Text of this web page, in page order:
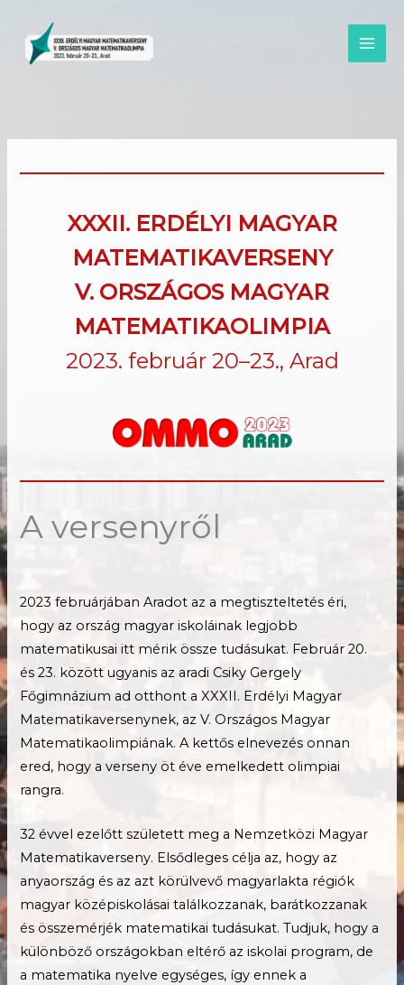
content
XXXII. ERDÉLYI MAGYAR
MATEMATIKAVERSENY
V. ORSZÁGOS MAGYAR
MATEMATIKAOLIMPIA
2023. február 20–23., Arad
A versenyről
2023 februárjában Aradot az a megtiszteltetés éri,
hogy az ország magyar iskoláinak legjobb
matematikusai itt mérik össze tudásukat. Február 20.
és 23. között ugyanis az aradi Csiky Gergely
Főgimnázium ad otthont a XXXII. Erdélyi Magyar
Matematikaversenynek, az V. Országos Magyar
Matematikaolimpiának. A kettős elnevezés onnan
ered, hogy a verseny öt éve emelkedett olimpiai
rangra.
32 évvel ezelőtt született meg a Nemzetközi Magyar
Matematikaverseny. Elsődleges célja az, hogy az
anyaország és az azt körülvevő magyarlakta régiók
magyar középiskolásai találkozzanak, barátkozzanak
és összemérjék matematikai tudásukat. Tudjuk, hogy a
különböző országokban eltérő az iskolai program, de
a matematika nyelve egységes, így ennek a